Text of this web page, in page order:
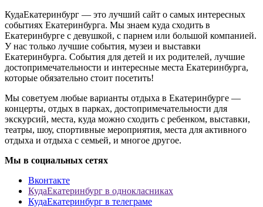
КудаЕкатеринбург — это лучший сайт о самых интересных
событиях Екатеринбурга. Мы знаем куда сходить в
Екатеринбурге с девушкой, с парнем или большой компанией.
У нас только лучшие события, музеи и выставки
Екатеринбурга. События для детей и их родителей, лучшие
достопримечательности и интересные места Екатеринбурга,
которые обязательно стоит посетить!
Мы советуем любые варианты отдыха в Екатеринбурге —
концерты, отдых в парках, достопримечательности для
экскурсий, места, куда можно сходить с ребенком, выставки,
театры, шоу, спортивные мероприятия, места для активного
отдыха и отдыха с семьей, и многое другое.
Мы в социальных сетях
Вконтакте
КудаЕкатеринбург в однокласниках
КудаЕкатеринбург в телеграме